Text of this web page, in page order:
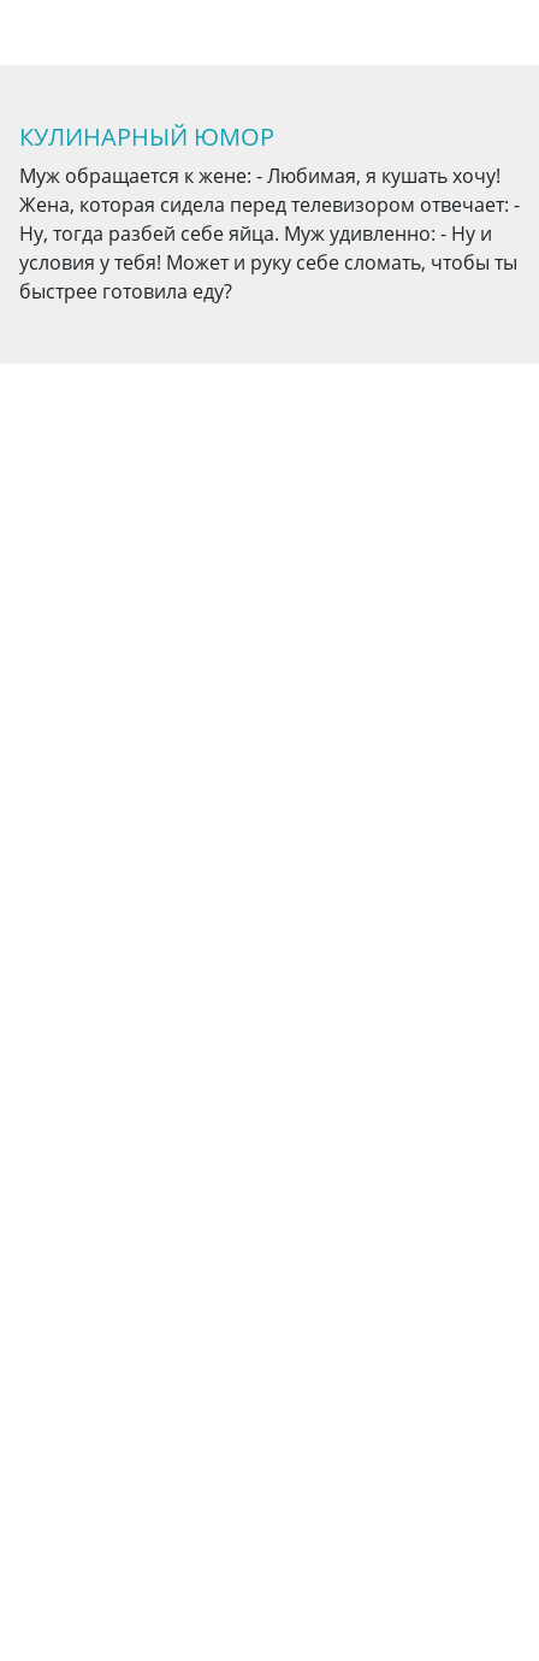
КУЛИНАРНЫЙ ЮМОР
Муж обращается к жене: - Любимая, я кушать хочу!
Жена, которая сидела перед телевизором отвечает: -
Ну, тогда разбей себе яйца. Муж удивленно: - Ну и
условия у тебя! Может и руку себе сломать, чтобы ты
быстрее готовила еду?